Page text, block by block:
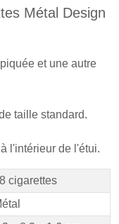
Métal Design
et une autre
taille standard.
l'intérieur de l'étui.
cigarettes